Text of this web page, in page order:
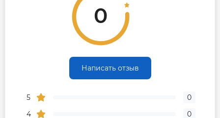
0
Написать отзыв
5
0
4
0